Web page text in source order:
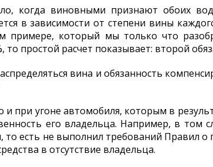
когда виновными признают обоих
в зависимости от степени вины
примере, который мы только что
то простой расчет показывает: второй
вина и обязанность
и при угоне автомобиля, которым в
его владельца. Например, в том
то есть не выполнил требований Правил
в отсутствие владельца.